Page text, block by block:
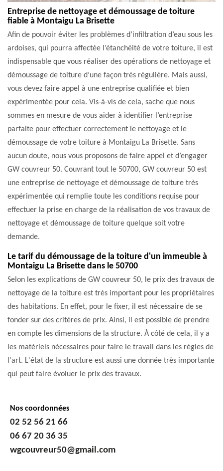
Entreprise de nettoyage et démoussage de toiture
fiable à Montaigu La Brisette
Afin de pouvoir éviter les problèmes d’infiltration d’eau sous les
ardoises, qui pourra affectée l’étanchéité de votre toiture, il est
indispensable que vous réaliser des opérations de nettoyage et
démoussage de toiture d’une façon très régulière. Mais aussi,
vous devez faire appel à une entreprise qualifiée et bien
expérimentée pour cela. Vis-à-vis de cela, sache que nous
sommes en mesure de vous aider à identifier l’entreprise
parfaite pour effectuer correctement le nettoyage et le
démoussage de votre toiture à Montaigu La Brisette. Sans
aucun doute, nous vous proposons de faire appel et d’engager
GW couvreur 50. Couvrant tout le 50700, GW couvreur 50 est
une entreprise de nettoyage et démoussage de toiture très
expérimentée qui remplie toute les conditions requise pour
effectuer la prise en charge de la réalisation de vos travaux de
nettoyage et démoussage de toiture quelque soit votre
demande.
Le tarif du démoussage de la toiture d'un immeuble à
Montaigu La Brisette dans le 50700
Selon les explications de GW couvreur 50, le prix des travaux de
nettoyage de la toiture est très important pour les propriétaires
des habitations. En effet, pour le fixer, il est nécessaire de se
fonder sur des critères de prix. Ainsi, il est possible de prendre
en compte les dimensions de la structure. À côté de cela, il y a
les matériels nécessaires pour faire le travail dans les règles de
l'art. L'état de la structure est aussi une donnée très importante
qui peut faire évoluer le prix des travaux.
Nos coordonnées
02 52 56 21 66
06 67 20 36 35
wgcouvreur50@gmail.com